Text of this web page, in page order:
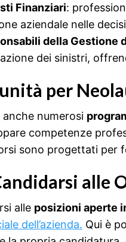
Finanziari:
aziendale nelle
della Gestione
dei sinistri,
per
numerosi
competenze
sono progettati per
alle
alle posizioni aperte
dell’azienda. Qui è